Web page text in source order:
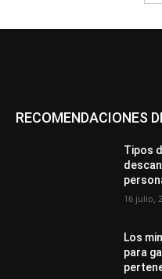
RECOMENDACIONES
Tipos
16 julio,
Los
para